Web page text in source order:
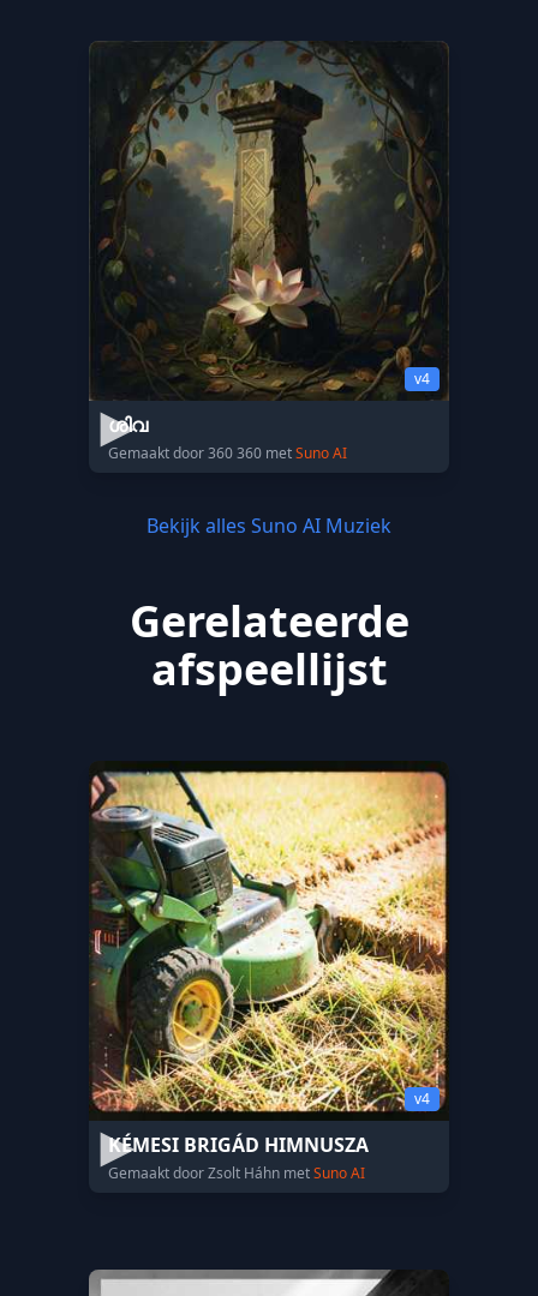
v4
ശിവ
Gemaakt door 360 360 metSuno AI
Bekijk alles Suno AI Muziek
Gerelateerde
afspeellijst
v4
KÉMESI BRIGÁD HIMNUSZA
Gemaakt door Zsolt Háhn metSuno AI